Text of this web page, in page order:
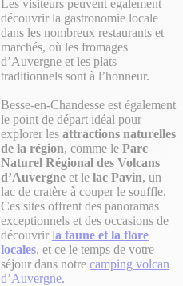
Les visiteurs peuvent également
découvrir la gastronomie locale
dans les nombreux restaurants et
marchés, où les fromages
d’Auvergne et les plats
traditionnels sont à l’honneur.
Besse-en-Chandesse est également
le point de départ idéal pour
explorer les attractions naturelles
de la région, comme le Parc
Naturel Régional des Volcans
d’Auvergneet le lac Pavin, un
lac de cratère à couper le souffle.
Ces sites offrent des panoramas
exceptionnels et des occasions de
découvrir la faune et la flore
locales, et ce le temps de votre
séjour dans notre camping volcan
d’Auvergne.